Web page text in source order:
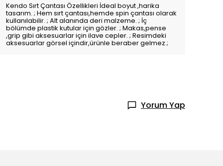
Kendo Sırt Çantası Özellikleri İdeal boyut ,harika
tasarım. ; Hem sırt çantası,hemde spin çantası olarak
kullanılabilir. ; Alt alanında deri malzeme. ; İç
bölümde plastik kutular için gözler. ; Makas,pense
,grip gibi aksesuarlar için ilave cepler. ; Resimdeki
aksesuarlar görsel içindir,ürünle beraber gelmez.;
Yorum Yap